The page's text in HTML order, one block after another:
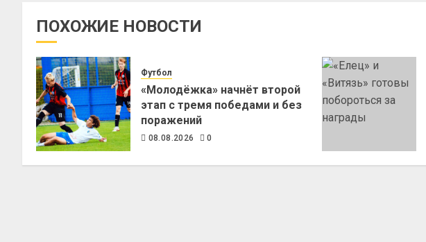
ПОХОЖИЕ НОВОСТИ
Футбол
«Молодёжка» начнёт второй
этап с тремя победами и без
поражений
08.08.2026 0